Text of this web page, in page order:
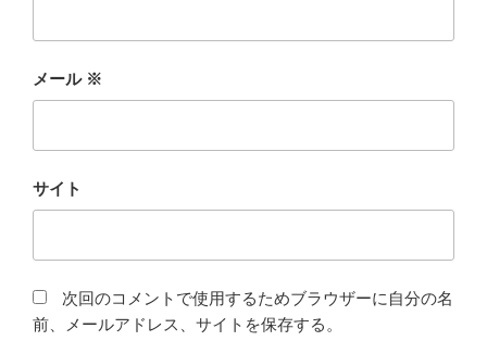
メール ※
サイト
次回のコメントで使用するためブラウザーに自分の名
前、メールアドレス、サイトを保存する。